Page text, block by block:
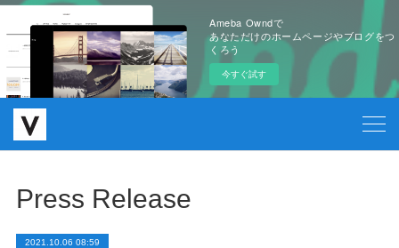
Ameba Owndで
あなただけのホームページやブログをつ
くろう
今すぐ試す
Press Release
2021.10.06 08:59